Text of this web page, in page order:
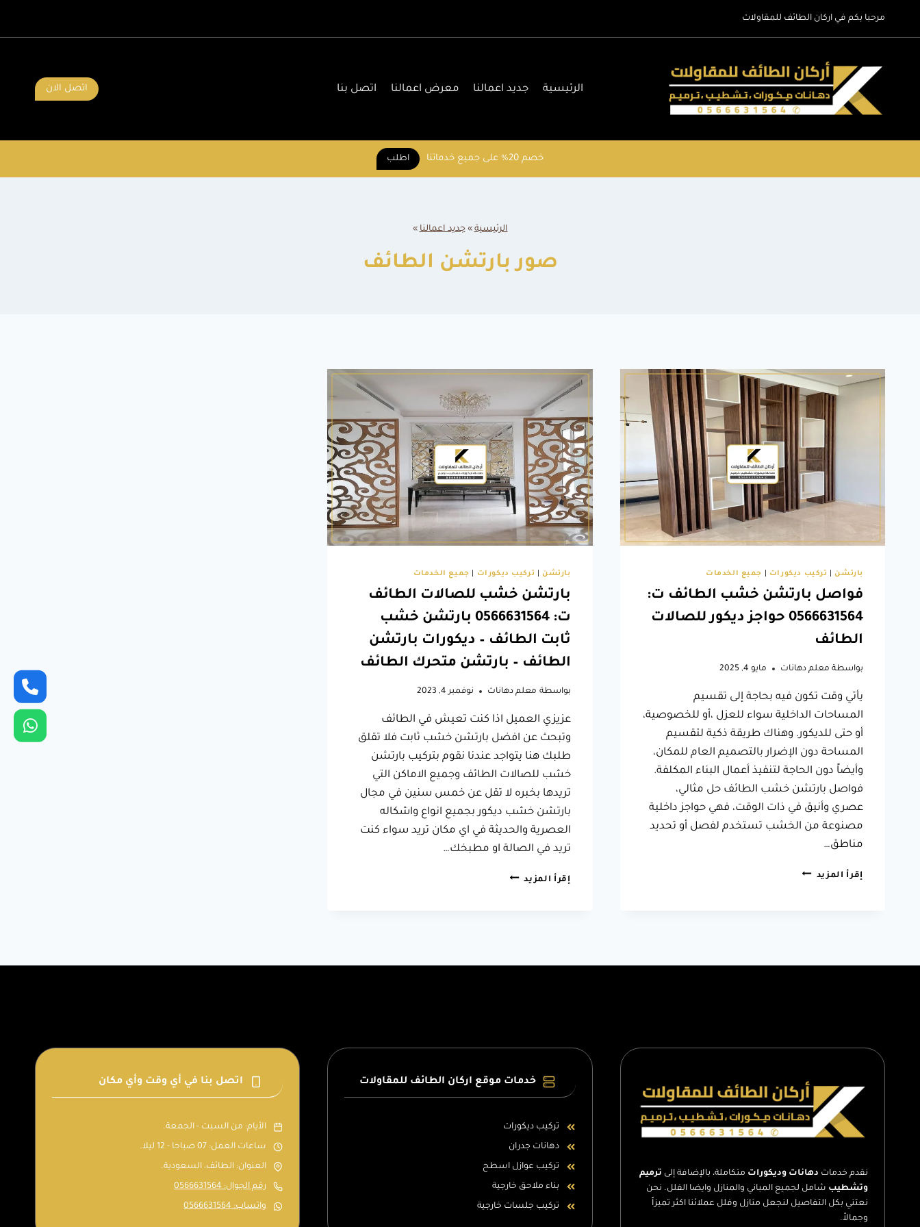
مرحبا بكم في اركان الطائف للمقاولات
الرئيسية جديد اعمالنا معرض اعمالنا اتصل بنا اتصل الان
خصم 20% على جميع خدماتنا اطلب
الرئيسية »جديد اعمالنا »
صور بارتشن الطائف
بارتشن تركيب ديكورات جميع الخدمات
فواصل بارتشن خشب الطائف ت:
0566631564 حواجز ديكور للصالات
الطائف
بواسطة معلم دهانات مايو 4, 2025
يأتي وقت تكون فيه بحاجة إلى تقسيم
المساحات الداخلية سواء للعزل ،أو للخصوصية،
أو حتى للديكور. وهناك طريقة ذكية لتقسيم
المساحة دون الإضرار بالتصميم العام للمكان،
وأيضاً دون الحاجة لتنفيذ أعمال البناء المكلفة.
فواصل بارتشن خشب الطائف حل مثالي،
عصري وأنيق في ذات الوقت، فهي حواجز داخلية
مصنوعة من الخشب تستخدم لفصل أو تحديد
مناطق…
إقرأ المزيد فواصل
بارتشن تركيب ديكورات جميع الخدمات
بارتشن خشب للصالات الطائف
ت: 0566631564 بارتشن خشب
ثابت الطائف – ديكورات بارتشن
الطائف – بارتشن متحرك الطائف
بواسطة معلم دهانات نوفمبر 4, 2023
عزيزي العميل اذا كنت تعيش في الطائف
وتبحث عن افضل بارتشن خشب ثابت فلا تقلق
طلبك هنا يتواجد عندنا نقوم بتركيب بارتشن
خشب للصالات الطائف وجميع الاماكن التي
تريدها بخبره لا تقل عن خمس سنين في مجال
بارتشن خشب ديكور بجميع انواع واشكاله
العصرية والحديثة في اي مكان تريد سواء كنت
تريد في الصالة او مطبخك…
إقرأ المزيد بارتشن
بارتشن
–
الطائف
نقدم خدمات دهانات وديكورات متكاملة، بالإضافة إلى ترميم
وتشطيب شامل لجميع المباني والمنازل وايضا الفلل. نحن
نعتني بكل التفاصيل لنجعل منازل وفلل عملائنا اكثر تميزاً
وجمالاً.
خدمات موقع اركان الطائف للمقاولات
تركيب ديكورات
دهانات جدران
تركيب عوازل اسطح
بناء ملاحق خارجية
تركيب جلسات خارجية
اتصل بنا في أي وقت وأي مكان
الأيام: من السبت - الجمعة.
ساعات العمل: 07 صباحا - 12 ليلا.
العنوان: الطائف، السعودية.
رقم الجوال: 0566631564
واتساب: 0566631564